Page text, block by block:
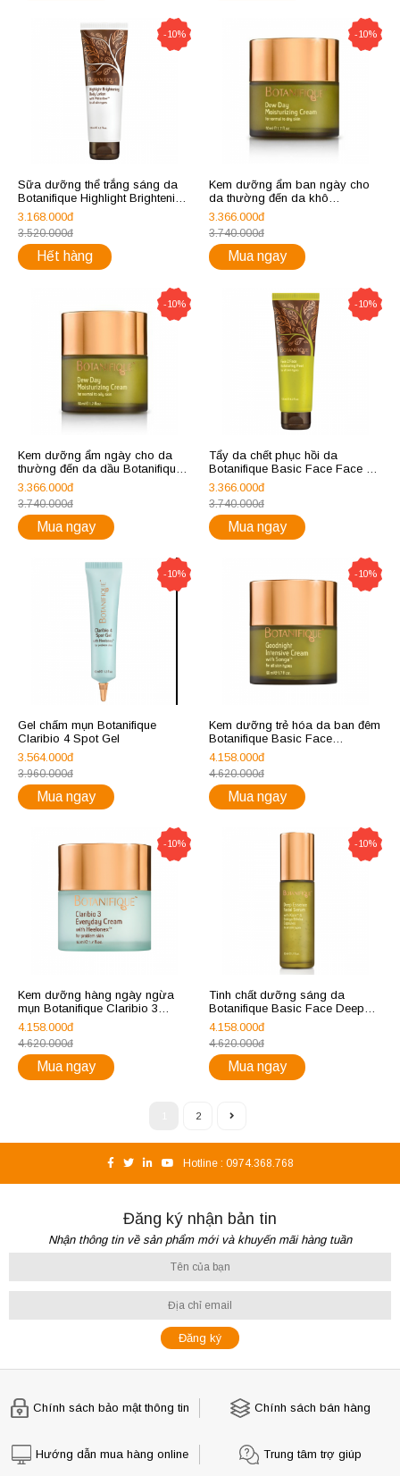
-10%
Sữa dưỡng thể trắng sáng da
Botanifique Highlight Brightening
Body Lotion
3.168.000đ
3.520.000đ
Hết hàng
-10%
Kem dưỡng ẩm ban ngày cho
da thường đến da khô
Botanifique Basic Face Dew
Day Moisturizing Cream for
Normal to Dry Skin
3.366.000đ
3.740.000đ
Mua ngay
-10%
Kem dưỡng ẩm ngày cho da
thường đến da dầu Botanifique
Basic Face Dew Day
Moisturizing Cream for Normal
to Oily Skin
3.366.000đ
3.740.000đ
Mua ngay
-10%
Tẩy da chết phục hồi da
Botanifique Basic Face Face 2
Face Exfoliating Peel
3.366.000đ
3.740.000đ
Mua ngay
-10%
Gel chấm mụn Botanifique
Claribio 4 Spot Gel
3.564.000đ
3.960.000đ
Mua ngay
-10%
Kem dưỡng trẻ hóa da ban đêm
Botanifique Basic Face
Goodnigt Intensive Cream
4.158.000đ
4.620.000đ
Mua ngay
-10%
Kem dưỡng hàng ngày ngừa
mụn Botanifique Claribio 3
Everyday Cream
4.158.000đ
4.620.000đ
Mua ngay
-10%
Tinh chất dưỡng sáng da
Botanifique Basic Face Deep
Essence Facial Serum
4.158.000đ
4.620.000đ
Mua ngay
2
Hotline : 0974.368.768
Đăng ký nhận bản tin
Nhận thông tin về sản phẩm mới và khuyến mãi hàng tuần
Chính sách bảo mật thông tin Chính sách bán hàng
Hướng dẫn mua hàng online Trung tâm trợ giúp